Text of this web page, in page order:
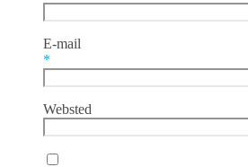
E-mail
*
Websted